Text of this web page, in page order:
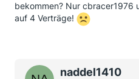
bekommen? Nur cbracer1976
auf 4 Verträge!
naddel1410